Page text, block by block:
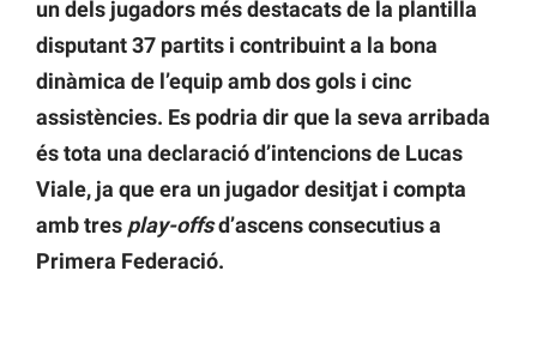
un dels jugadors més destacats de la plantilla
disputant 37 partits i contribuint a la bona
dinàmica de l’equip amb dos gols i cinc
assistències. Es podria dir que la seva arribada
és tota una declaració d’intencions de Lucas
Viale, ja que era un jugador desitjat i compta
amb tres play-offsd’ascens consecutius a
Primera Federació.